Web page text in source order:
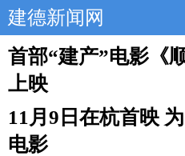
建德新闻网
首部“建产”电影《
上映
11月9日在杭首映
电影